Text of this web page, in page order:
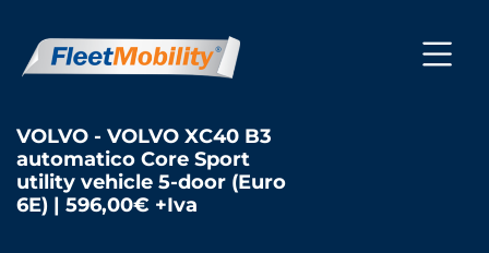
VOLVO - VOLVO XC40 B3
automatico Core Sport
utility vehicle 5-door (Euro
6E) | 596,00€ +Iva